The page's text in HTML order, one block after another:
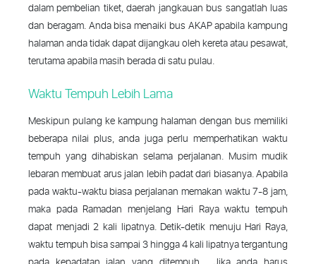
dalam pembelian tiket, daerah jangkauan bus sangatlah luas
dan beragam. Anda bisa menaiki bus AKAP apabila kampung
halaman anda tidak dapat dijangkau oleh kereta atau pesawat,
terutama apabila masih berada di satu pulau.
Waktu Tempuh Lebih Lama
Meskipun pulang ke kampung halaman dengan bus memiliki
beberapa nilai plus, anda juga perlu memperhatikan waktu
tempuh yang dihabiskan selama perjalanan. Musim mudik
lebaran membuat arus jalan lebih padat dari biasanya. Apabila
pada waktu-waktu biasa perjalanan memakan waktu 7-8 jam,
maka pada Ramadan menjelang Hari Raya waktu tempuh
dapat menjadi 2 kali lipatnya. Detik-detik menuju Hari Raya,
waktu tempuh bisa sampai 3 hingga 4 kali lipatnya tergantung